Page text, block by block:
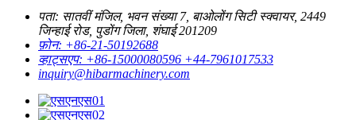
पता: सातवीं मंजिल, भवन संख्या 7, बाओलोंग सिटी स्क्वायर, 2449
जिन्हाई रोड, पुडोंग जिला, शंघाई 201209
फ़ोन: +86-21-50192688
व्हाट्सएप: +86-15000080596 +44-7961017533
inquiry@hibarmachinery.com